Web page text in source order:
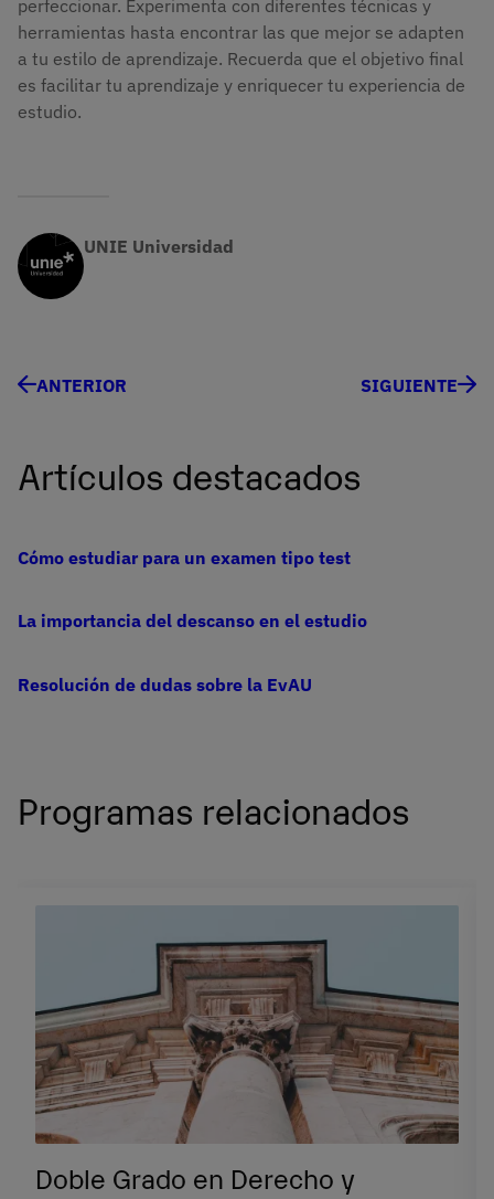
perfeccionar. Experimenta con diferentes técnicas y
herramientas hasta encontrar las que mejor se adapten
a tu estilo de aprendizaje. Recuerda que el objetivo final
es facilitar tu aprendizaje y enriquecer tu experiencia de
estudio.
UNIE Universidad
ANTERIOR SIGUIENTE
Artículos destacados
Cómo estudiar para un examen tipo test
La importancia del descanso en el estudio
Resolución de dudas sobre la EvAU
Programas relacionados
Doble Grado en Derecho y